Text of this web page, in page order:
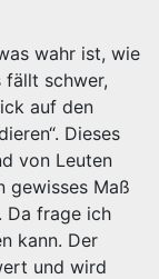
wahr ist, wie
fällt schwer,
auf den
Dieses
von Leuten
gewisses Maß
Da frage ich
kann. Der
und wird